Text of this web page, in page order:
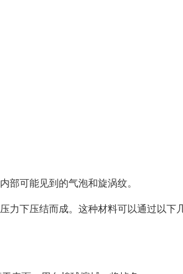
可能见到的气泡和旋涡纹。
下压结而成。这种材料可以通过以下